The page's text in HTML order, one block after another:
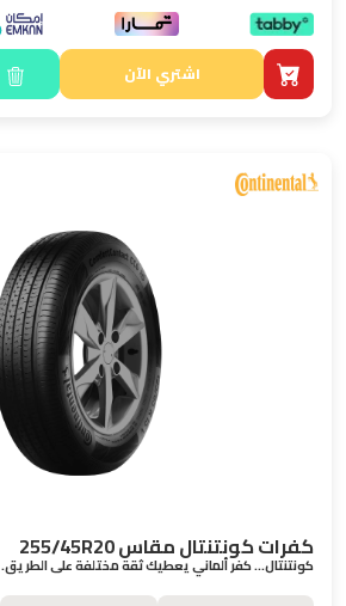
اشتري الآن
كفرات كونتنتال مقاس 255/45R20
كونتنتال… كفر ألماني يعطيك ثقة مختلفة على الطريق.